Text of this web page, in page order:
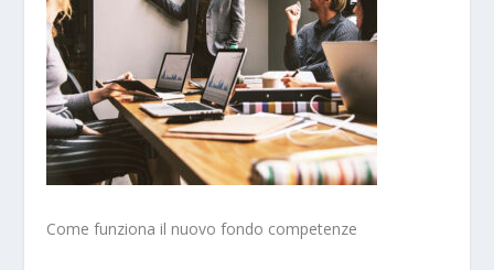
Come funziona il nuovo fondo competenze